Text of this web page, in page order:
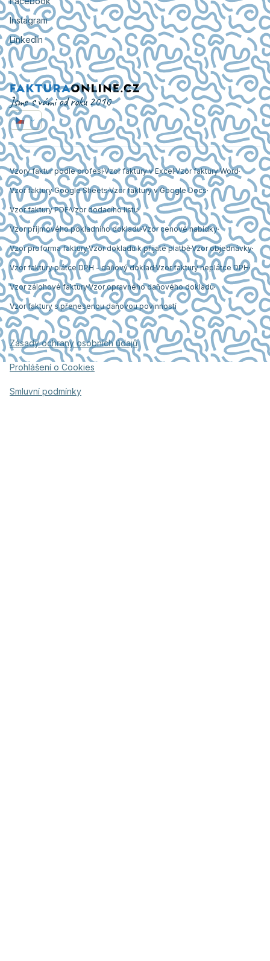
Instagram
LinkedIn
Jsme s vámi od roku 2010
Vzory faktur podle profesíVzor faktury v ExcelVzor faktury Word
Vzor faktury Google SheetsVzor faktury v Google Docs
Vzor faktury PDF Vzor dodacího listu
Vzor příjmového pokladního dokladuVzor cenové nabídky
Vzor proforma fakturyVzor dokladu k přijaté platběVzor objednávky
Vzor faktury plátce DPH - daňový dokladVzor faktury neplátce DPH
Vzor zálohové fakturyVzor opravného daňového dokladu
Vzor faktury s přenesenou daňovou povinností
Zásady ochrany osobních údajů
Prohlášení o Cookies
Smluvní podmínky